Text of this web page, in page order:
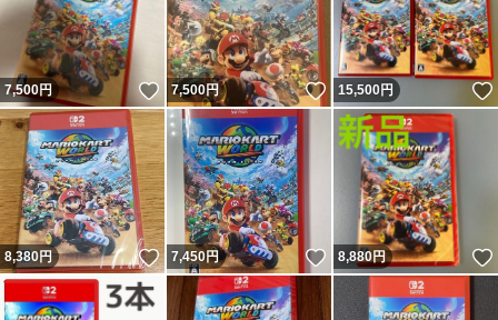
7,500円 いいね！
7,500円 いいね！
15,500円
8,380円 いいね！
7,450円 いいね！
8,880円